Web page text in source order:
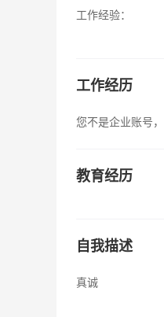
工作经验：
工作经历
您不是企业账号
教育经历
自我描述
真诚